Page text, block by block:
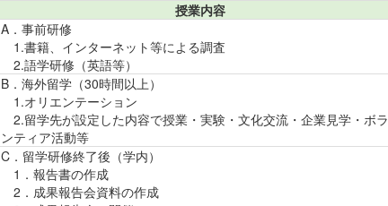
授業内容
A．事前研修
1.書籍、インターネット等による調査
2.語学研修（英語等）
B．海外留学（30時間以上）
1.オリエンテーション
2.留学先が設定した内容で授業・実験・文化交流・企業見学・ボラ
ンティア活動等
C．留学研修終了後（学内）
1．報告書の作成
2．成果報告会資料の作成